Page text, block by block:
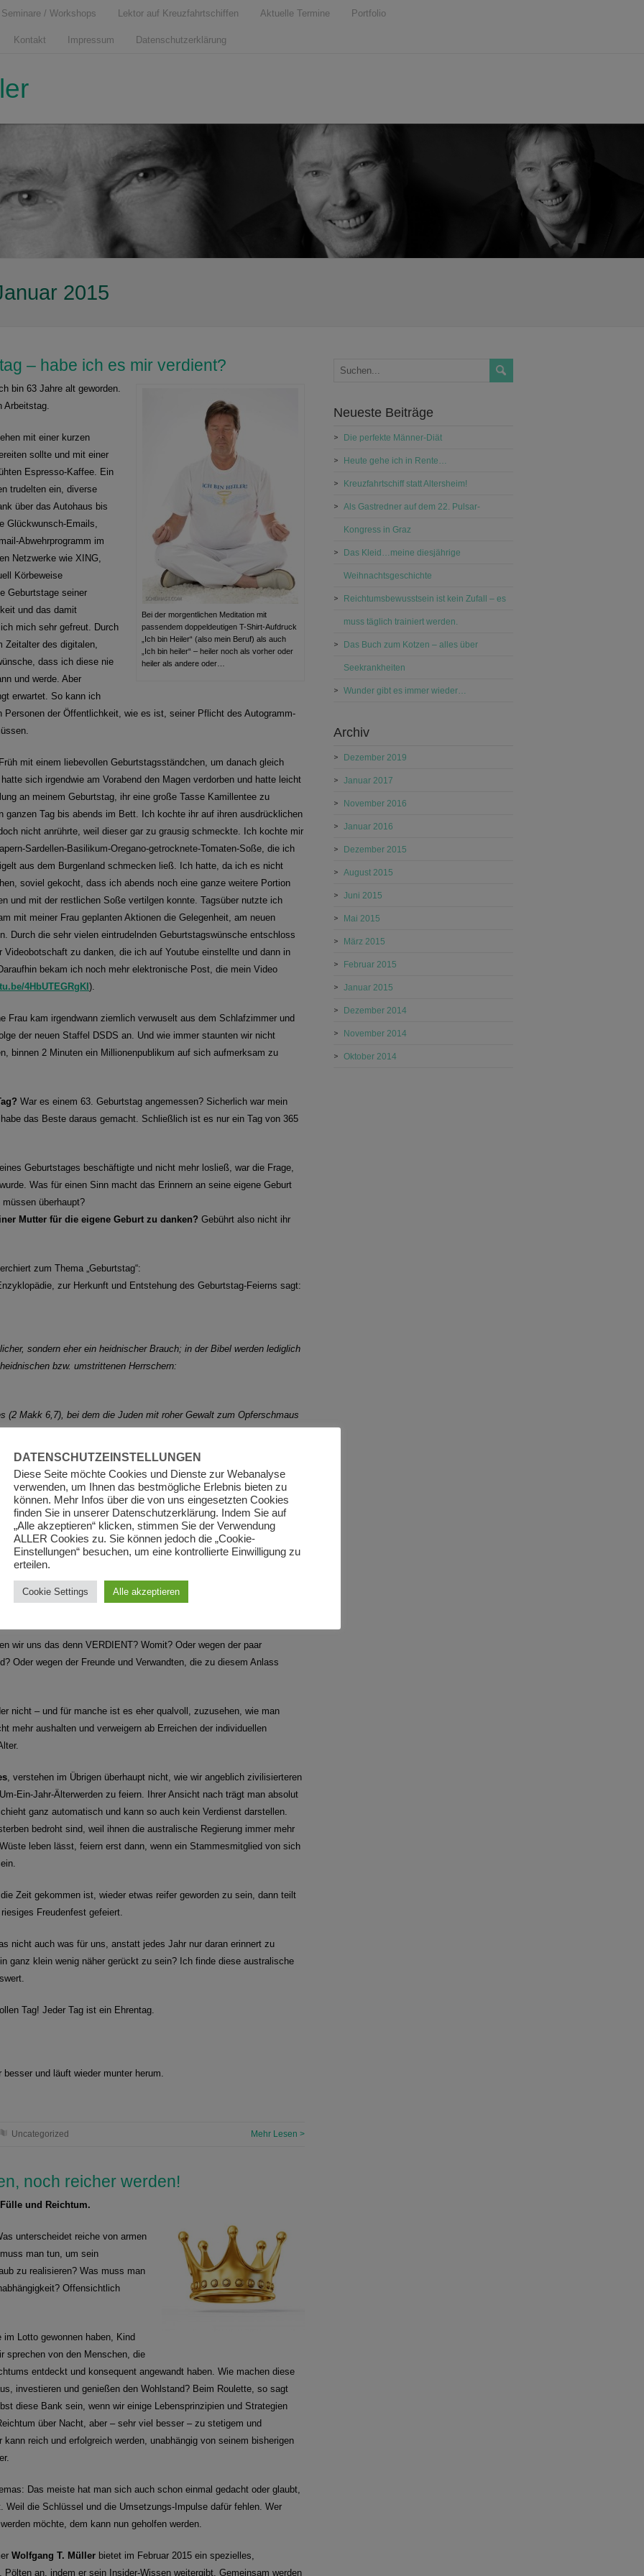
Seminare / Workshops Lektor auf Kreuzfahrtschiffen Aktuelle Termine Portfolio
Kontakt Impressum Datenschutzerklärung
2015
– habe ich es mir verdient?
Bei der morgentlichen Meditation mit
passendem doppeldeutigen T-Shirt-Aufdruck
„Ich bin Heiler“ (also mein Beruf) als auch
„Ich bin heiler“ – heiler noch als vorher oder
heiler als andere oder…
bin 63 Jahre alt geworden.
mit einer kurzen
sollte und mit einer
Espresso-Kaffee. Ein
trudelten ein, diverse
über das Autohaus bis
Glückwunsch-Emails,
Abwehrprogramm im
Netzwerke wie XING,
Körbeweise
Geburtstage seiner
und das damit
mich sehr gefreut. Durch
Zeitalter des digitalen,
dass ich diese nie
und werde. Aber
erwartet. So kann ich
der Öffentlichkeit, wie es ist, seiner Pflicht des Autogramm-
mit einem liebevollen Geburtstagsständchen, um danach gleich
sich irgendwie am Vorabend den Magen verdorben und hatte leicht
an meinem Geburtstag, ihr eine große Tasse Kamillentee zu
ganzen Tag bis abends im Bett. Ich kochte ihr auf ihren ausdrücklichen
nicht anrührte, weil dieser gar zu grausig schmeckte. Ich kochte mir
Sardellen-Basilikum-Oregano-getrocknete-Tomaten-Soße, die ich
aus dem Burgenland schmecken ließ. Ich hatte, da ich es nicht
soviel gekocht, dass ich abends noch eine ganze weitere Portion
und mit der restlichen Soße vertilgen konnte. Tagsüber nutzte ich
mit meiner Frau geplanten Aktionen die Gelegenheit, am neuen
Durch die sehr vielen eintrudelnden Geburtstagswünsche entschloss
zu danken, die ich auf Youtube einstellte und dann in
bekam ich noch mehr elektronische Post, die mein Video
4HbUTEGRgKI).
Frau kam irgendwann ziemlich verwuselt aus dem Schlafzimmer und
der neuen Staffel DSDS an. Und wie immer staunten wir nicht
binnen 2 Minuten ein Millionenpublikum auf sich aufmerksam zu
War es einem 63. Geburtstag angemessen? Sicherlich war mein
das Beste daraus gemacht. Schließlich ist es nur ein Tag von 365
Geburtstages beschäftigte und nicht mehr losließ, war die Frage,
Was für einen Sinn macht das Erinnern an seine eigene Geburt
überhaupt?
Mutter für die eigene Geburt zu danken? Gebührt also nicht ihr
zum Thema „Geburtstag“:
zur Herkunft und Entstehung des Geburtstag-Feierns sagt:
sondern eher ein heidnischer Brauch; in der Bibel werden lediglich
bzw. umstrittenen Herrschern:
(2 Makk 6,7), bei dem die Juden mit roher Gewalt zum Opferschmaus
sowie Mk 6, 21), der zur Enthauptung des Täufers Johannes führte.“
einen Geburtstag zu feiern.
nicht abgelehnt, waren aber bis ins 19. Jahrhundert nur vereinzelt in
des Geburtstags war zunächst eher in protestantischen Gebieten
der Namenstag gefeiert wurde; erst in jüngerer Zeit hat sie sich auch
als Geburtstagsfest gesehen werden: Nach der Tradition wird am 25.
wir uns das denn VERDIENT? Womit? Oder wegen der paar
Oder wegen der Freunde und Verwandten, die zu diesem Anlass
nicht – und für manche ist es eher qualvoll, zuzusehen, wie man
mehr aushalten und verweigern ab Erreichen der individuellen
, verstehen im Übrigen überhaupt nicht, wie wir angeblich zivilisierteren
Ein-Jahr-Älterwerden zu feiern. Ihrer Ansicht nach trägt man absolut
ganz automatisch und kann so auch kein Verdienst darstellen.
bedroht sind, weil ihnen die australische Regierung immer mehr
leben lässt, feiern erst dann, wenn ein Stammesmitglied von sich
Zeit gekommen ist, wieder etwas reifer geworden zu sein, dann teilt
Freudenfest gefeiert.
nicht auch was für uns, anstatt jedes Jahr nur daran erinnert zu
ganz klein wenig näher gerückt zu sein? Ich finde diese australische
Tag! Jeder Tag ist ein Ehrentag.
und läuft wieder munter herum.
Uncategorized Mehr Lesen >
noch reicher werden!
und Reichtum.
unterscheidet reiche von armen
man tun, um sein
zu realisieren? Was muss man
Offensichtlich
Lotto gewonnen haben, Kind
sprechen von den Menschen, die
entdeckt und konsequent angewandt haben. Wie machen diese
investieren und genießen den Wohlstand? Beim Roulette, so sagt
diese Bank sein, wenn wir einige Lebensprinzipien und Strategien
über Nacht, aber – sehr viel besser – zu stetigem und
reich und erfolgreich werden, unabhängig von seinem bisherigen
Das meiste hat man sich auch schon einmal gedacht oder glaubt,
die Schlüssel und die Umsetzungs-Impulse dafür fehlen. Wer
möchte, dem kann nun geholfen werden.
Wolfgang T. Müller bietet im Februar 2015 ein spezielles,
an, indem er sein Insider-Wissen weitergibt. Gemeinsam werden
Neueste Beiträge
Die perfekte Männer-Diät
Heute gehe ich in Rente…
Kreuzfahrtschiff statt Altersheim!
Als Gastredner auf dem 22. Pulsar-
Kongress in Graz
Das Kleid…meine diesjährige
Weihnachtsgeschichte
Reichtumsbewusstsein ist kein Zufall – es
muss täglich trainiert werden.
Das Buch zum Kotzen – alles über
Seekrankheiten
Wunder gibt es immer wieder…
Archiv
Dezember 2019
Januar 2017
November 2016
Januar 2016
Dezember 2015
August 2015
Juni 2015
Mai 2015
März 2015
Februar 2015
Januar 2015
Dezember 2014
November 2014
Oktober 2014
DATENSCHUTZEINSTELLUNGEN
Diese Seite möchte Cookies und Dienste zur Webanalyse
verwenden, um Ihnen das bestmögliche Erlebnis bieten zu
können. Mehr Infos über die von uns eingesetzten Cookies
finden Sie in unserer Datenschutzerklärung. Indem Sie auf
„Alle akzeptieren“ klicken, stimmen Sie der Verwendung
ALLER Cookies zu. Sie können jedoch die „Cookie-
Einstellungen“ besuchen, um eine kontrollierte Einwilligung zu
erteilen.
Cookie Settings Alle akzeptieren